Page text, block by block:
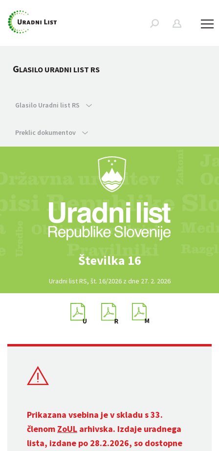
GLASILO URADNI LIST RS
Glasilo Uradni list RS
Preklic dokumentov
Številka 16
Uradni list RS, št. 16/2026 z dne 27. 2. 2026
Prikazana vsebina je v skladu s 33.
členom ZoUL arhivska. Izdaje uradnega
lista, izdane po 28.2.2026, so dostopne